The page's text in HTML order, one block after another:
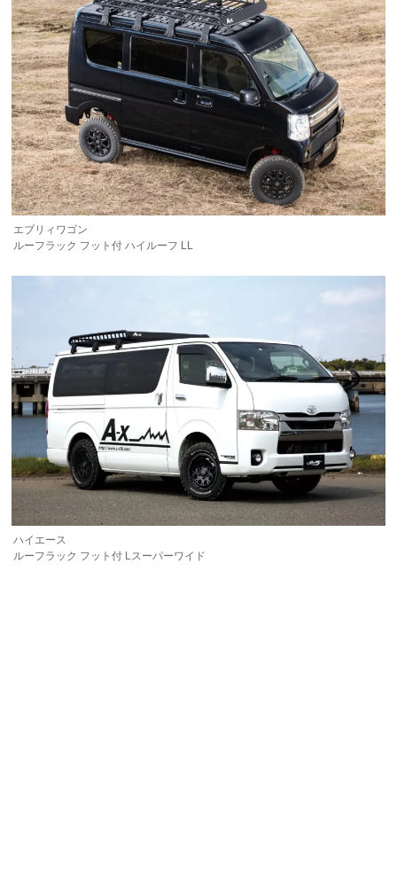
エブリィワゴン
ルーフラック フット付 ハイルーフ LL
ハイエース
ルーフラック フット付 Lスーパーワイド